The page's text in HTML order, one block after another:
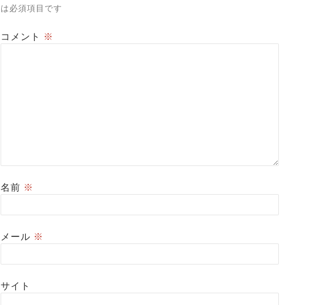
は必須項目です
コメント ※
名前 ※
メール ※
サイト